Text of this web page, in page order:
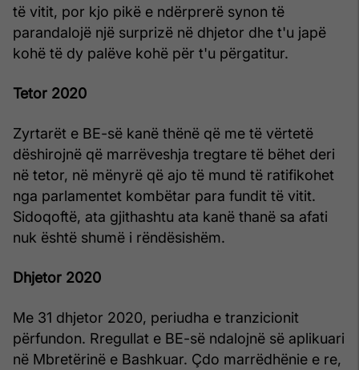
të vitit, por kjo pikë e ndërprerë synon të
parandalojë një surprizë në dhjetor dhe t'u japë
kohë të dy palëve kohë për t'u përgatitur.
Tetor 2020
Zyrtarët e BE-së kanë thënë që me të vërtetë
dëshirojnë që marrëveshja tregtare të bëhet deri
në tetor, në mënyrë që ajo të mund të ratifikohet
nga parlamentet kombëtar para fundit të vitit.
Sidoqoftë, ata gjithashtu ata kanë thanë sa afati
nuk është shumë i rëndësishëm.
Dhjetor 2020
Me 31 dhjetor 2020, periudha e tranzicionit
përfundon. Rregullat e BE-së ndalojnë së aplikuari
në Mbretërinë e Bashkuar. Çdo marrëdhënie e re,